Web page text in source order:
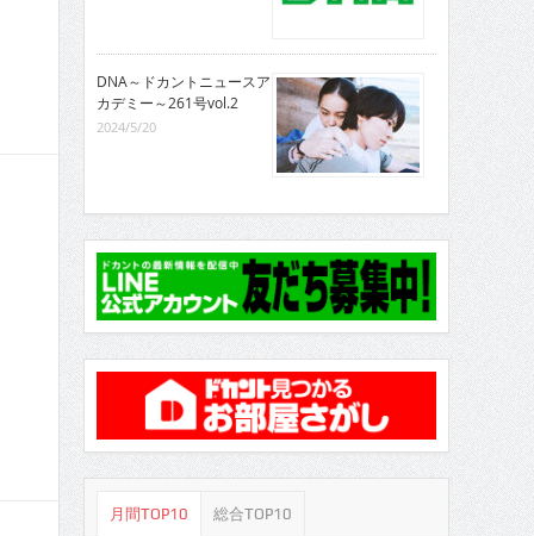
DNA～ドカントニュースア
カデミー～261号vol.2
2024/5/20
月間TOP10 総合TOP10